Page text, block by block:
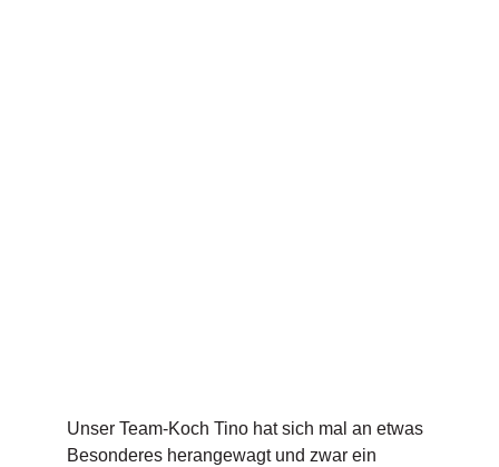
Unser Team-Koch Tino hat sich mal an etwas
Besonderes herangewagt und zwar ein